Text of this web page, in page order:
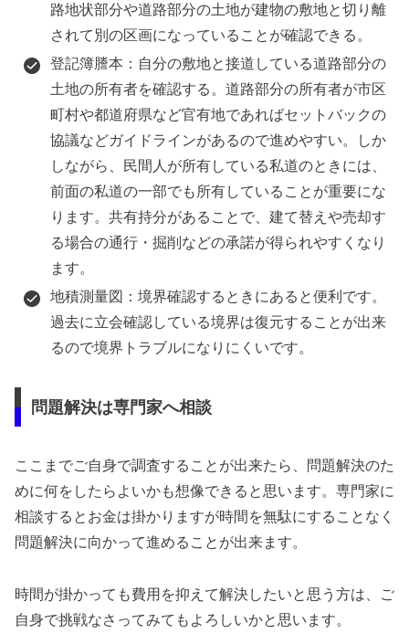
路地状部分や道路部分の土地が建物の敷地と切り離
されて別の区画になっていることが確認できる。
登記簿謄本：自分の敷地と接道している道路部分の
土地の所有者を確認する。道路部分の所有者が市区
町村や都道府県など官有地であればセットバックの
協議などガイドラインがあるので進めやすい。しか
しながら、民間人が所有している私道のときには、
前面の私道の一部でも所有していることが重要にな
ります。共有持分があることで、建て替えや売却す
る場合の通行・掘削などの承諾が得られやすくなり
ます。
地積測量図：境界確認するときにあると便利です。
過去に立会確認している境界は復元することが出来
るので境界トラブルになりにくいです。
問題解決は専門家へ相談
ここまでご自身で調査することが出来たら、問題解決のた
めに何をしたらよいかも想像できると思います。専門家に
相談するとお金は掛かりますが時間を無駄にすることなく
問題解決に向かって進めることが出来ます。
時間が掛かっても費用を抑えて解決したいと思う方は、ご
自身で挑戦なさってみてもよろしいかと思います。